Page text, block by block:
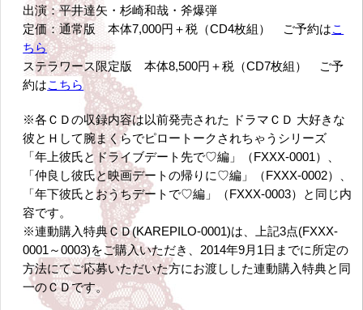
出演：平井達矢・杉崎和哉・斧爆弾
定価：通常版 本体7,000円＋税（CD4枚組） ご予約はこ
ちら
ステラワース限定版 本体8,500円＋税（CD7枚組） ご予
約はこちら
※各ＣＤの収録内容は以前発売された ドラマＣＤ 大好きな
彼とＨして腕まくらでピロートークされちゃうシリーズ
「年上彼氏とドライブデート先で♡編」（FXXX-0001）、
「仲良し彼氏と映画デートの帰りに♡編」（FXXX-0002）、
「年下彼氏とおうちデートで♡編」（FXXX-0003）と同じ内
容です。
※連動購入特典ＣＤ(KAREPILO-0001)は、上記3点(FXXX-
0001～0003)をご購入いただき、2014年9月1日までに所定の
方法にてご応募いただいた方にお渡しした連動購入特典と同
一のＣＤです。